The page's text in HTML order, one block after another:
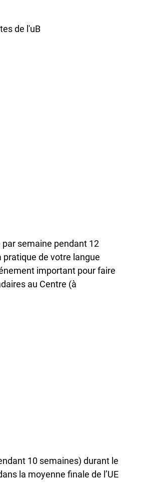
de l'uB
par semaine pendant 12
pratique de votre langue
important pour faire
au Centre (à
10 semaines) durant le
la moyenne finale de l’UE